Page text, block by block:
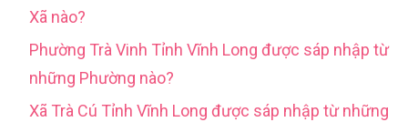
Xã nào?
Phường Trà Vinh Tỉnh Vĩnh Long được sáp nhập từ
những Phường nào?
Xã Trà Cú Tỉnh Vĩnh Long được sáp nhập từ những